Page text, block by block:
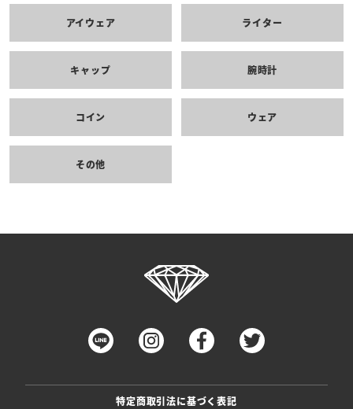
アイウェア ライター
キャップ 腕時計
コイン ウェア
その他
特定商取引法に基づく表記